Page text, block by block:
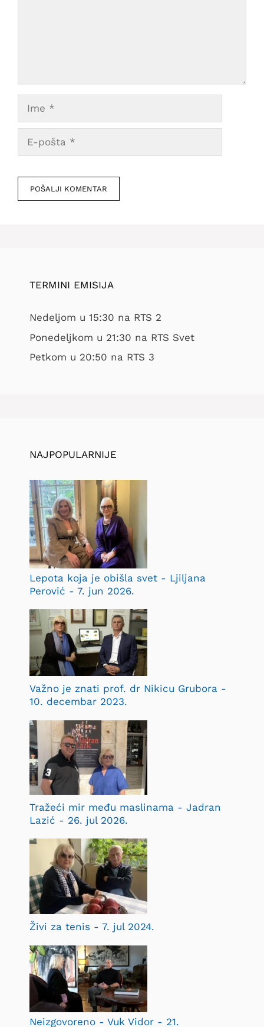
pošta
mesto
TERMINI EMISIJA
Nedeljom u 15:30 na RTS 2
Ponedeljkom u 21:30 na RTS Svet
Petkom u 20:50 na RTS 3
NAJPOPULARNIJE
Lepota koja je obišla svet - Ljiljana
Perović - 7. jun 2026.
Važno je znati prof. dr Nikicu Grubora -
10. decembar 2023.
Tražeći mir među maslinama - Jadran
Lazić - 26. jul 2026.
Živi za tenis - 7. jul 2024.
Neizgovoreno - Vuk Vidor - 21.